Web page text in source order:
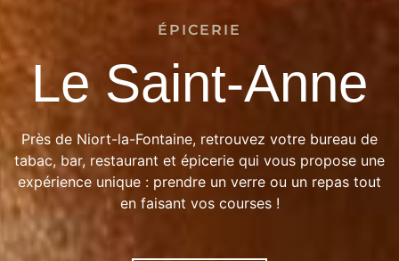
ÉPICERIE
Le Saint-Anne
Près de Niort-la-Fontaine, retrouvez votre bureau de
tabac, bar, restaurant et épicerie qui vous propose une
expérience unique : prendre un verre ou un repas tout
en faisant vos courses !